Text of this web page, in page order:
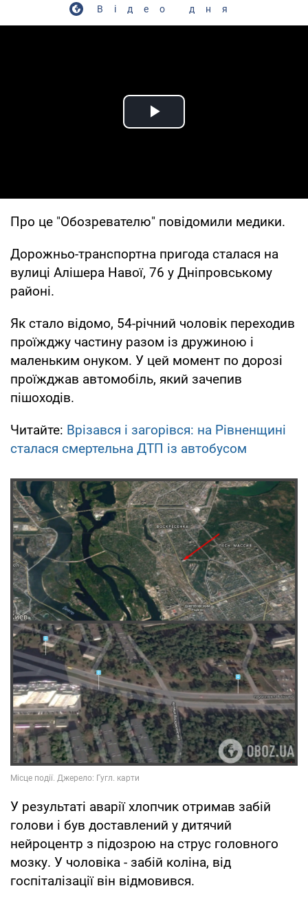
Відео дня
Play Video
Про це "Обозревателю" повідомили медики.
Дорожньо-транспортна пригода сталася на
вулиці Алішера Навої, 76 у Дніпровському
районі.
Як стало відомо, 54-річний чоловік переходив
проїжджу частину разом із дружиною і
маленьким онуком. У цей момент по дорозі
проїжджав автомобіль, який зачепив
пішоходів.
Читайте: Врізався і загорівся: на Рівненщині
сталася смертельна ДТП із автобусом
У результаті аварії хлопчик отримав забій
голови і був доставлений у дитячий
нейроцентр з підозрою на струс головного
мозку. У чоловіка - забій коліна, від
госпіталізації він відмовився.